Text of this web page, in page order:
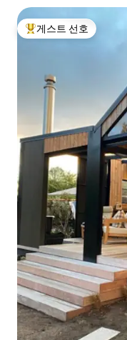
상위 게스트 선호
게스트 선호